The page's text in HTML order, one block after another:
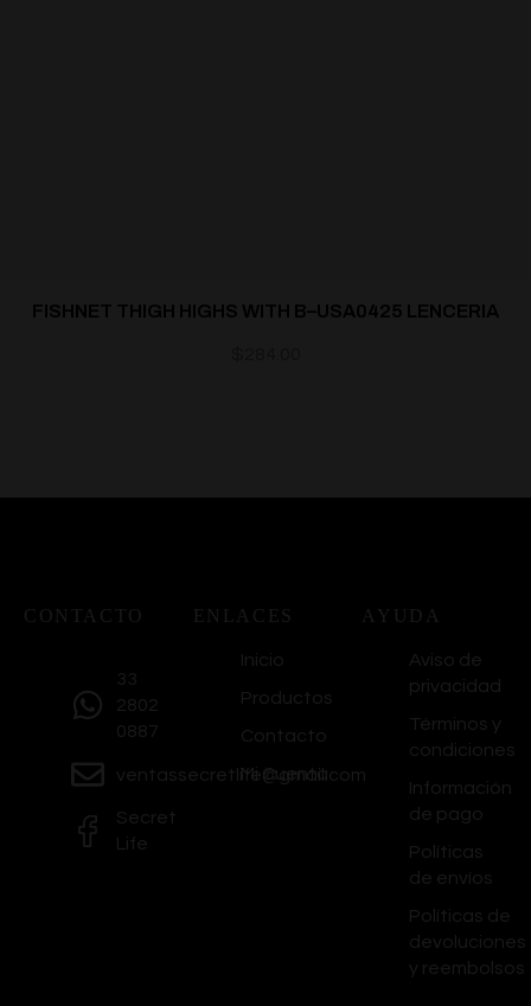
FISHNET THIGH HIGHS WITH B–USA0425 LENCERIA
CONTACTO
33
2802
0887
ventassecretlife@gmail.com
Secret
Life
ENLACES
Inicio
Productos
Contacto
Mi Cuenta
AYUDA
Aviso de
privacidad
Términos y
condiciones
Información
de pago
Políticas
de envíos
Políticas de
devoluciones
y reembolsos